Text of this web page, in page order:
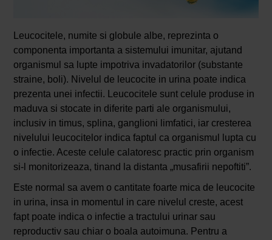
Leucocitele, numite si globule albe, reprezinta o
componenta importanta a sistemului imunitar, ajutand
organismul sa lupte impotriva invadatorilor (substante
straine, boli). Nivelul de leucocite in urina poate indica
prezenta unei infectii. Leucocitele sunt celule produse in
maduva si stocate in diferite parti ale organismului,
inclusiv in timus, splina, ganglioni limfatici, iar cresterea
nivelului leucocitelor indica faptul ca organismul lupta cu
o infectie. Aceste celule calatoresc practic prin organism
si-l monitorizeaza, tinand la distanta „musafirii nepoftiti”.
Este normal sa avem o cantitate foarte mica de leucocite
in urina, insa in momentul in care nivelul creste, acest
fapt poate indica o infectie a tractului urinar sau
reproductiv sau chiar o boala autoimuna. Pentru a